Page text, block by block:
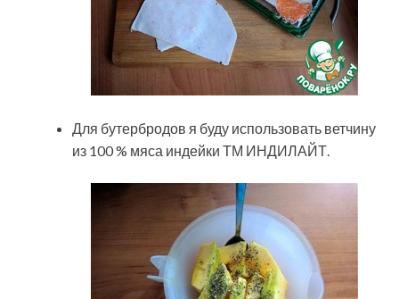
Для бутербродов я буду использовать ветчину
из 100 % мяса индейки ТМ ИНДИЛАЙТ.